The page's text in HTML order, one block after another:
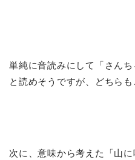
単純に音読みにして「さん
と読めそうですが、どちら
次に、意味から考えた「山